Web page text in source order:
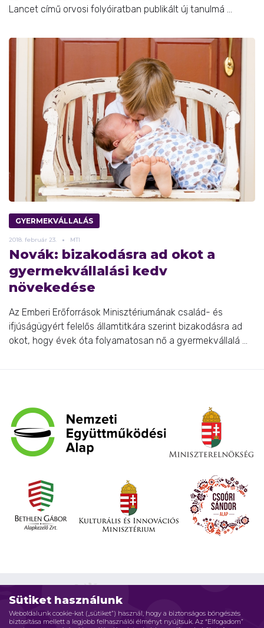
Sütiket használunk
Weboldalunk cookie-kat („sütiket”) használ, hogy a biztonságos böngészés
biztosítása mellett a legjobb felhasználói élményt nyújtsuk. Az “Elfogadom”
Lancet című orvosi folyóiratban publikált új tanulmá ...
GYERMEKVÁLLALÁS
2018. február 23. MTI
Novák: bizakodásra ad okot a
gyermekvállalási kedv
növekedése
Az Emberi Erőforrások Minisztériumának család- és
ifjúságügyért felelős államtitkára szerint bizakodásra ad
okot, hogy évek óta folyamatosan nő a gyermekvállalá ...
Impresszum Adatvédelmi elvek Jogi nyilatkozat